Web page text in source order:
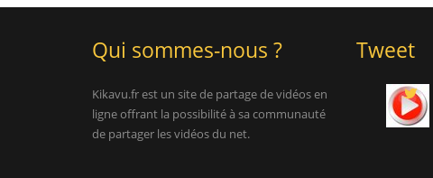
Qui sommes-nous ?
Kikavu.fr est un site de partage de vidéos en
ligne offrant la possibilité à sa communauté
de partager les vidéos du net.
Tweet